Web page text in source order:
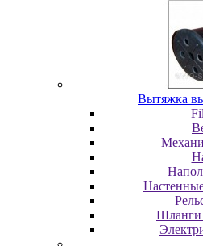
Вытяжка
Шланги